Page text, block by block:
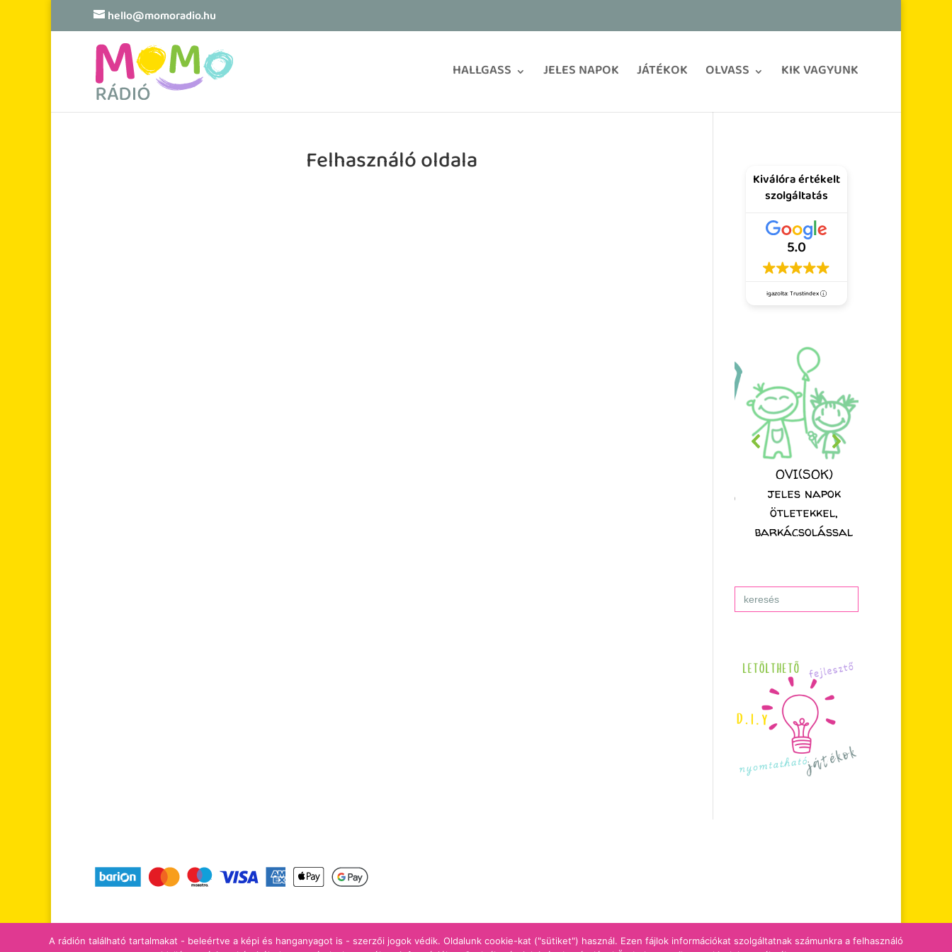
hello@momoradio.hu
HALLGASS JELES NAPOK JÁTÉKOK OLVASS KIK VAGYUNK
Felhasználó oldala Kiválóra értékelt
szolgáltatás
5.0
igazolta: Trustindex
OVI(SOK)
jeles napok
ötletekkel,
barkácsolással
Search
for:
tájékoztatók adomány/támogatás
A rádión található tartalmakat - beleértve a képi és hanganyagot is - szerzői jogok védik. Oldalunk cookie-kat ("sütiket") használ. Ezen fájlok információkat szolgáltatnak számunkra a felhasználó